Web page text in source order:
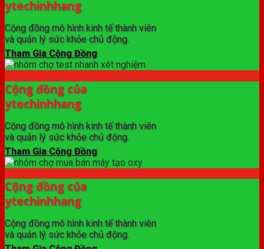
ytechinhhang
Cộng đồng mô hình kinh tế thành viên
và quản lý sức khỏe chủ động.
Tham Gia Cộng Đồng
Cộng đồng của
ytechinhhang
Cộng đồng mô hình kinh tế thành viên
và quản lý sức khỏe chủ động.
Tham Gia Cộng Đồng
Cộng đồng của
ytechinhhang
Cộng đồng mô hình kinh tế thành viên
và quản lý sức khỏe chủ động.